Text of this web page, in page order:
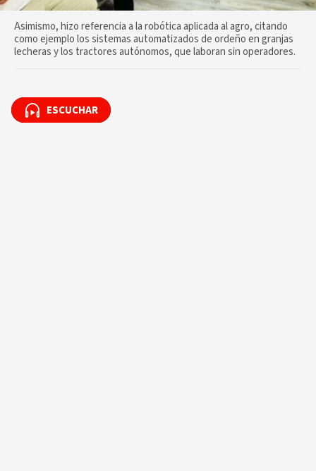
Asimismo, hizo referencia a la robótica aplicada al agro, citando
como ejemplo los sistemas automatizados de ordeño en granjas
lecheras y los tractores autónomos, que laboran sin operadores.
ESCUCHAR
ESCUCHAR